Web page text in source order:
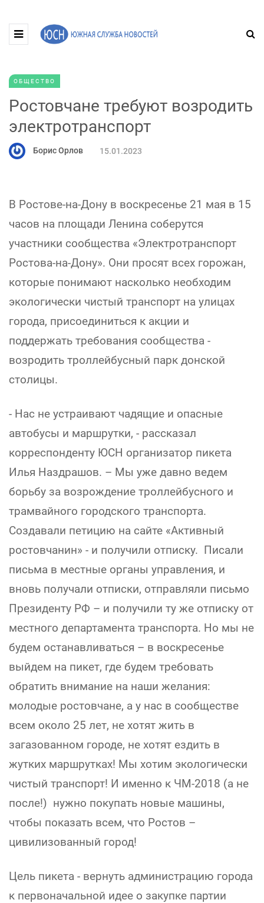
ОБЩЕСТВО
Ростовчане требуют возродить
электротранспорт
Борис Орлов 15.01.2023
В Ростове-на-Дону в воскресенье 21 мая в 15
часов на площади Ленина соберутся
участники сообщества «Электротранспорт
Ростова-на-Дону». Они просят всех горожан,
которые понимают насколько необходим
экологически чистый транспорт на улицах
города, присоединиться к акции и
поддержать требования сообщества -
возродить троллейбусный парк донской
столицы.
- Нас не устраивают чадящие и опасные
автобусы и маршрутки, - рассказал
корреспонденту ЮСН организатор пикета
Илья Наздрашов. – Мы уже давно ведем
борьбу за возрождение троллейбусного и
трамвайного городского транспорта.
Создавали петицию на сайте «Активный
ростовчанин» - и получили отписку. Писали
письма в местные органы управления, и
вновь получали отписки, отправляли письмо
Президенту РФ – и получили ту же отписку от
местного департамента транспорта. Но мы не
будем останавливаться – в воскресенье
выйдем на пикет, где будем требовать
обратить внимание на наши желания:
молодые ростовчане, а у нас в сообществе
всем около 25 лет, не хотят жить в
загазованном городе, не хотят ездить в
жутких маршрутках! Мы хотим экологически
чистый транспорт! И именно к ЧМ-2018 (а не
после!) нужно покупать новые машины,
чтобы показать всем, что Ростов –
цивилизованный город!
Цель пикета - вернуть администрацию города
к первоначальной идее о закупке партии